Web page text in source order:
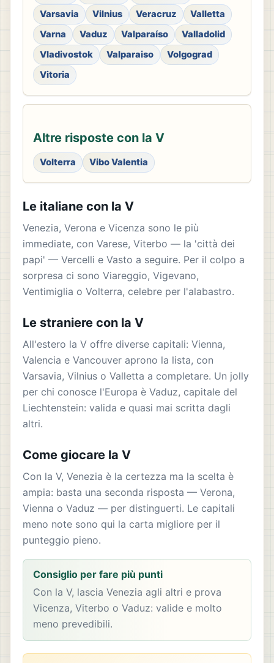
Varsavia
Vilnius Veracruz
Valletta
Varna
Vaduz Valparaíso
Valladolid
Vladivostok
Valparaiso
Volgograd
Vitoria
Altre risposte con la V
Volterra Vibo Valentia
Le italiane con la V
Venezia, Verona e Vicenza sono le più
immediate, con Varese, Viterbo — la 'città dei
papi' — Vercelli e Vasto a seguire. Per il colpo a
sorpresa ci sono Viareggio, Vigevano,
Ventimiglia o Volterra, celebre per l'alabastro.
Le straniere con la V
All'estero la V offre diverse capitali: Vienna,
Valencia e Vancouver aprono la lista, con
Varsavia, Vilnius o Valletta a completare. Un jolly
per chi conosce l'Europa è Vaduz, capitale del
Liechtenstein: valida e quasi mai scritta dagli
altri.
Come giocare la V
Con la V, Venezia è la certezza ma la scelta è
ampia: basta una seconda risposta — Verona,
Vienna o Vaduz — per distinguerti. Le capitali
meno note sono qui la carta migliore per il
punteggio pieno.
Consiglio per fare più punti
Con la V, lascia Venezia agli altri e prova
Vicenza, Viterbo o Vaduz: valide e molto
meno prevedibili.